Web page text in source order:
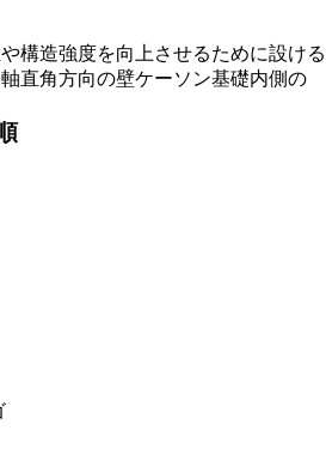
構造強度を向上させるために設ける
直角方向の壁ケーソン基礎内側の